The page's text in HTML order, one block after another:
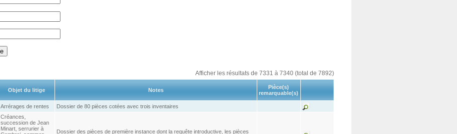
Afficher les résultats de 7331 à 7340 (total de 7892)
Objet du litige Notes
Pièce(s)
remarquable(s)
Arrérages de rentes Dossier de 80 pièces cotées avec trois inventaires
Créances,
succession de Jean
Minart, serrurier à
Dossier des pièces de première instance dont la requête introductive, les pièces